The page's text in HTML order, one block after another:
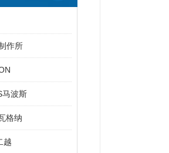
作所
马波斯
格纳
越